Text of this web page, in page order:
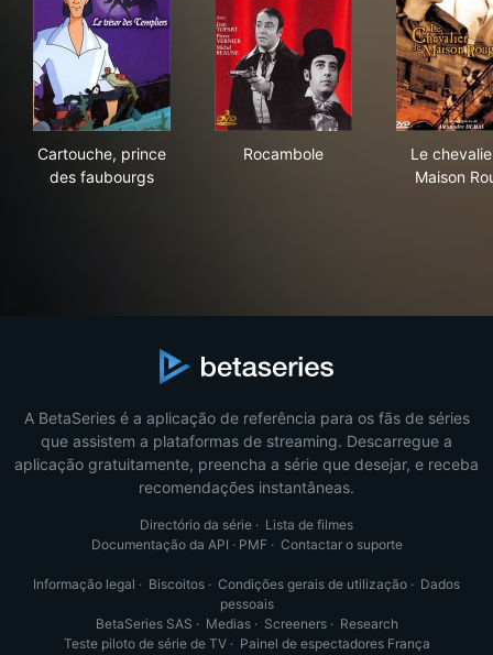
Cartouche, prince
des faubourgs
Rocambole
Le
Maison
A BetaSeries é a aplicação de referência para os fãs de séries
que assistem a plataformas de streaming. Descarregue a
aplicação gratuitamente, preencha a série que desejar, e receba
recomendações instantâneas.
Directório da série · Lista de filmes
Documentação da API · PMF· Contactar o suporte
Informação legal · Biscoitos · Condições gerais de utilização · Dados
pessoais
BetaSeries SAS · Medias· Screeners· Research
Teste piloto de série de TV· Painel de espectadores França